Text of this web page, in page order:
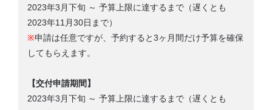
2023年3月下旬 ～ 予算上限に達するまで（遅くとも
2023年11月30日まで）
※申請は任意ですが、予約すると3ヶ月間だけ予算を確保
してもらえます。
【交付申請期間】
2023年3月下旬 ～ 予算上限に達するまで（遅くとも